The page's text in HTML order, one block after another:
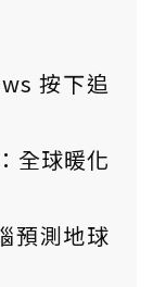
按下追
全球暖化
預測地球